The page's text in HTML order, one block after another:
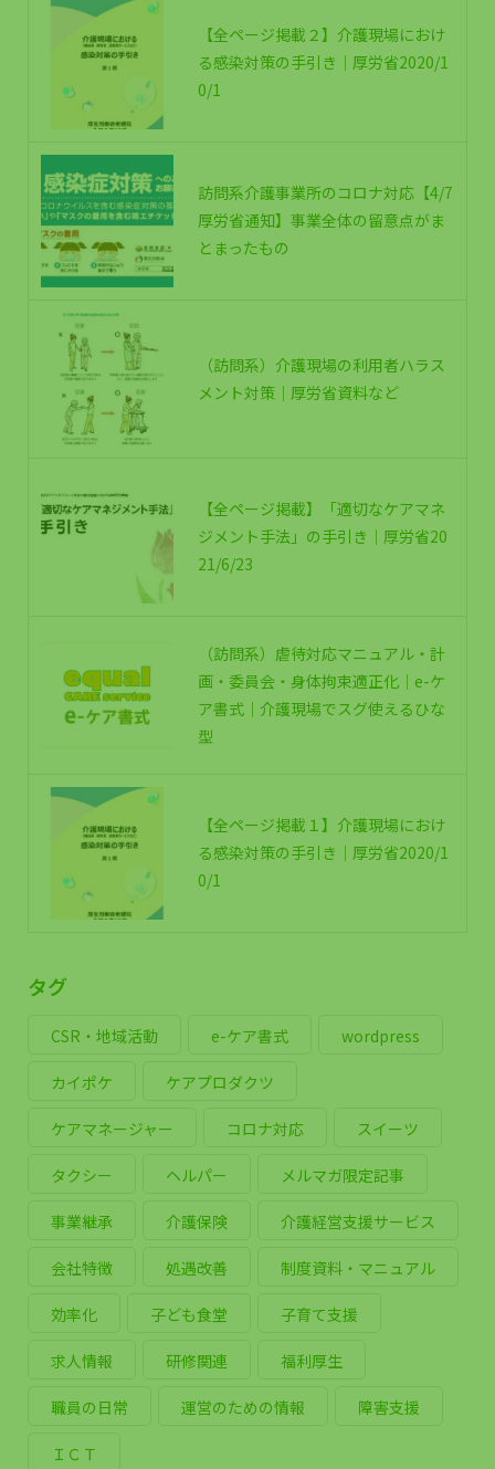
【全ページ掲載２】介護現場におけ
る感染対策の手引き｜厚労省2020/1
0/1
訪問系介護事業所のコロナ対応【4/7
厚労省通知】事業全体の留意点がま
とまったもの
（訪問系）介護現場の利用者ハラス
メント対策｜厚労省資料など
【全ページ掲載】「適切なケアマネ
ジメント手法」の手引き｜厚労省20
21/6/23
（訪問系）虐待対応マニュアル・計
画・委員会・身体拘束適正化｜e-ケ
ア書式｜介護現場でスグ使えるひな
型
【全ページ掲載１】介護現場におけ
る感染対策の手引き｜厚労省2020/1
0/1
タグ
CSR・地域活動 e-ケア書式 wordpress
カイポケ ケアプロダクツ
ケアマネージャー コロナ対応 スイーツ
タクシー ヘルパー メルマガ限定記事
事業継承 介護保険 介護経営支援サービス
会社特徴 処遇改善 制度資料・マニュアル
効率化 子ども食堂 子育て支援
求人情報 研修関連 福利厚生
職員の日常 運営のための情報 障害支援
ＩＣＴ